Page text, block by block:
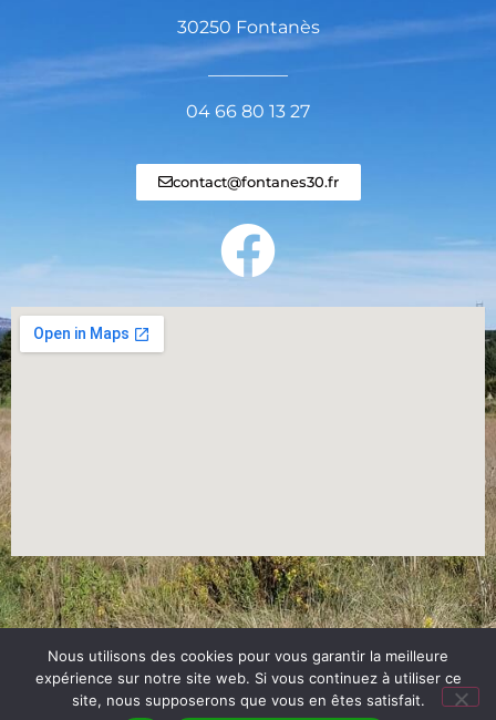
30250 Fontanès
04 66 80 13 27
contact@fontanes30.fr
Nous utilisons des cookies pour vous garantir la meilleure
expérience sur notre site web. Si vous continuez à utiliser ce
site, nous supposerons que vous en êtes satisfait.